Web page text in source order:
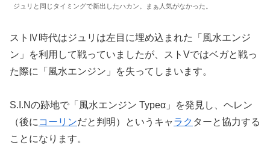
ジュリと同じタイミングで新出したハカン。まぁ人気がなかった。
ストⅣ時代はジュリは左目に埋め込まれた「風水エンジ
ン」を利用して戦っていましたが、ストVではベガと戦っ
た際に「風水エンジン」を失ってしまいます。
S.I.Nの跡地で「風水エンジン Typeα」を発見し、ヘレン
（後にコーリンだと判明）というキャラク ターと協力する
ことになります。